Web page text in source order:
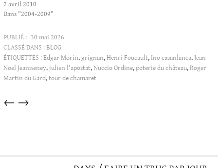
7 avril 2010
Dans "2004-2009"
PUBLIÉ : 30 mai 2026
CLASSÉ DANS :BLOG
ÉTIQUETTES :Edgar Morin,grignan,Henri Foucault, Ino casanlanca,Jean
Noel Jeanneney, julien l'apostat,Nuccio Ordine,poterie du château,Roger
Martin du Gard,tour de chamaret
Articles
→
←